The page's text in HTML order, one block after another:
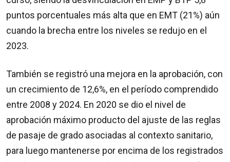
puntos porcentuales más alta que en EMT (21%) aún
cuando la brecha entre los niveles se redujo en el
2023.
También se registró una mejora en la aprobación, con
un crecimiento de 12,6%, en el período comprendido
entre 2008 y 2024. En 2020 se dio el nivel de
aprobación máximo producto del ajuste de las reglas
de pasaje de grado asociadas al contexto sanitario,
para luego mantenerse por encima de los registrados